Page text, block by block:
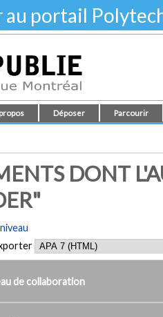
au portail
Déposer Parcourir
DONT
de collaboration